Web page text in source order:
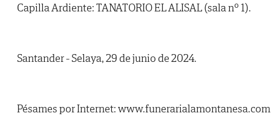
Capilla Ardiente: TANATORIO EL ALISAL (sala nº 1).
Santander - Selaya, 29 de junio de 2024.
Pésames por Internet: www.funerarialamontanesa.com